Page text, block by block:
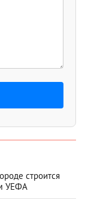
строится
УЕФА